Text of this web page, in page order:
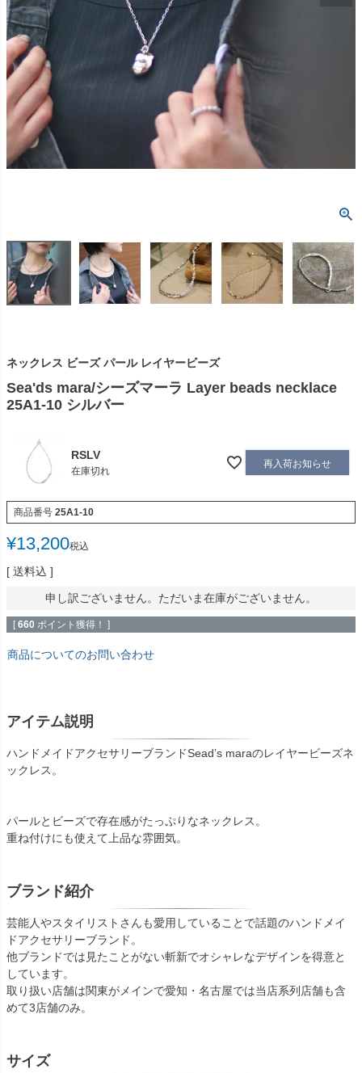
ネックレス ビーズ パール レイヤービーズ
Sea'ds mara/シーズマーラ Layer beads necklace
25A1-10 シルバー
RSLV
在庫切れ
再入荷お知らせ
商品番号 25A1-10
¥13,200税込
送料込
申し訳ございません。ただいま在庫がございません。
[ 660 ポイント獲得！ ]
商品についてのお問い合わせ
アイテム説明
ハンドメイドアクセサリーブランドSead’s maraのレイヤービーズネ
ックレス。
パールとビーズで存在感がたっぷりなネックレス。
重ね付けにも使えて上品な雰囲気。
ブランド紹介
芸能人やスタイリストさんも愛用していることで話題のハンドメイ
ドアクセサリーブランド。
他ブランドでは見たことがない斬新でオシャレなデザインを得意と
しています。
取り扱い店舗は関東がメインで愛知・名古屋では当店系列店舗も含
めて3店舗のみ。
サイズ